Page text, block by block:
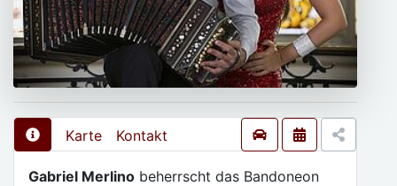
Karte Kontakt
Gabriel Merlino beherrscht das Bandoneon